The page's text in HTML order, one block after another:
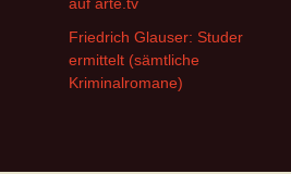
Friedrich Glauser: Studer
ermittelt (sämtliche
Kriminalromane)